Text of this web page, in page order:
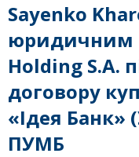
Sayenko
юридичним
Holding S.A.
договору
«Ідея Банк»
ПУМБ